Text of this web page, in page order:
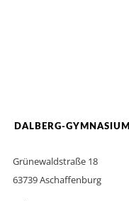
DALBERG-GYMNASIUM
Grünewaldstraße 18
63739 Aschaffenburg